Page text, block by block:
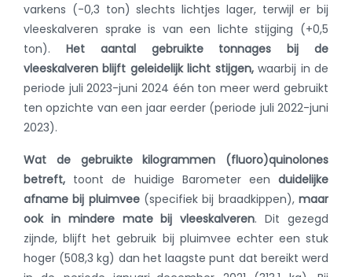
varkens (-0,3 ton) slechts lichtjes lager, terwijl er bij
vleeskalveren sprake is van een lichte stijging (+0,5
ton). Het aantal gebruikte tonnages bij de
vleeskalveren blijft geleidelijk licht stijgen,waarbij in de
periode juli 2023-juni 2024 één ton meer werd gebruikt
ten opzichte van een jaar eerder (periode juli 2022-juni
2023).
Wat de gebruikte kilogrammen (fluoro)quinolones
betreft, toont de huidige Barometer een duidelijke
afname bij pluimvee(specifiek bij braadkippen),maar
ook in mindere mate bij vleeskalveren. Dit gezegd
zijnde, blijft het gebruik bij pluimvee echter een stuk
hoger (508,3 kg) dan het laagste punt dat bereikt werd